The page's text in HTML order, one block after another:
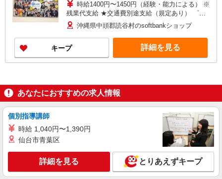
時給1400円〜1450円（経験・能力による） ※
残業代支給 ★交通費別途支給（規定あり） ゜
+゜・。○。・゜+゜・。○。・゜+゜ 入社祝い金10
万円支給(規定有) お友達を紹介頂くと, インセンテ
ィブ支給(規定有) ★月2回払い・週払い可能（規程
有）★ ゜・。○。・゜+゜・。○。・゜+゜
沖縄県中頭郡読谷村のsoftbankショップ
キープ 詳細を見る
あなたにおすすめの求人情報
個別指導講師
時給 1,040円〜1,390円
仙台市青葉区
詳細を見る とりあえずキープ